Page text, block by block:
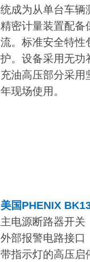
统成为从单台车辆
精密计量装置配备
流。标准安全特性
护。设备采用无功
充油高压部分采用
年现场使用。
美国PHENIX
主电源断路器开关
外部报警电路接口
带指示灯的高压启